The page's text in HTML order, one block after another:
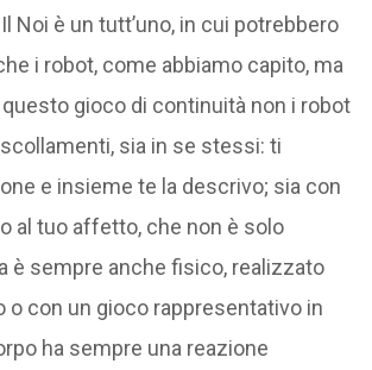
Noi è un tutt’uno, in cui potrebbero
i robot, come abbiamo capito, ma
gioco di continuità non i robot
sia in se stessi: ti
e insieme te la descrivo; sia con
al tuo affetto, che non è solo
è sempre anche fisico, realizzato
o con un gioco rappresentativo in
ha sempre una reazione